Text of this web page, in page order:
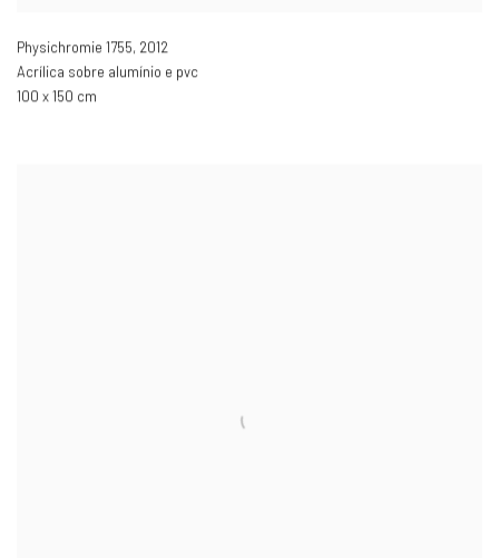
Physichromie 1755, 2012
Acrílica sobre alumínio e pvc
100 x 150 cm